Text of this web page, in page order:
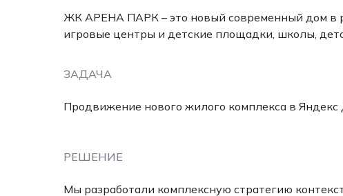
ЖК АРЕНА ПАРК – это новый современный дом в
игровые центры и детские площадки, школы,
ЗАДАЧА
Продвижение нового жилого комплекса в Яндекс
РЕШЕНИЕ
Мы разработали комплексную стратегию